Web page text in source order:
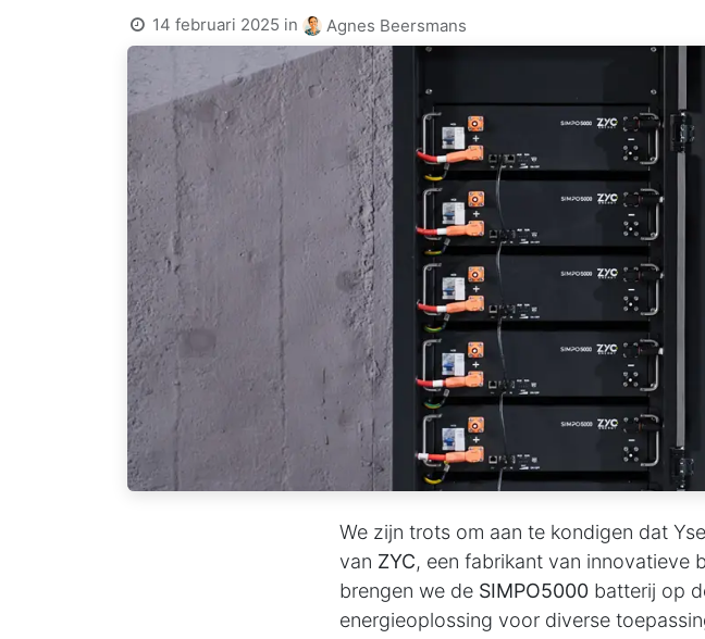
14 februari 2025 in Agnes Beersmans
We zijn trots om aan te kondigen dat
van ZYC, een fabrikant van innovatieve
brengen we de SIMPO5000 batterij op
energieoplossing voor diverse